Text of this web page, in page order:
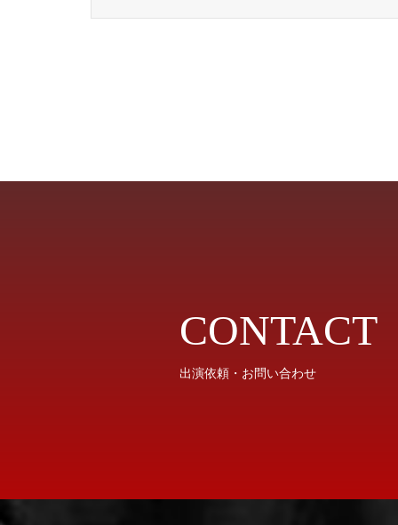
CONTACT
出演依頼・お問い合わせ